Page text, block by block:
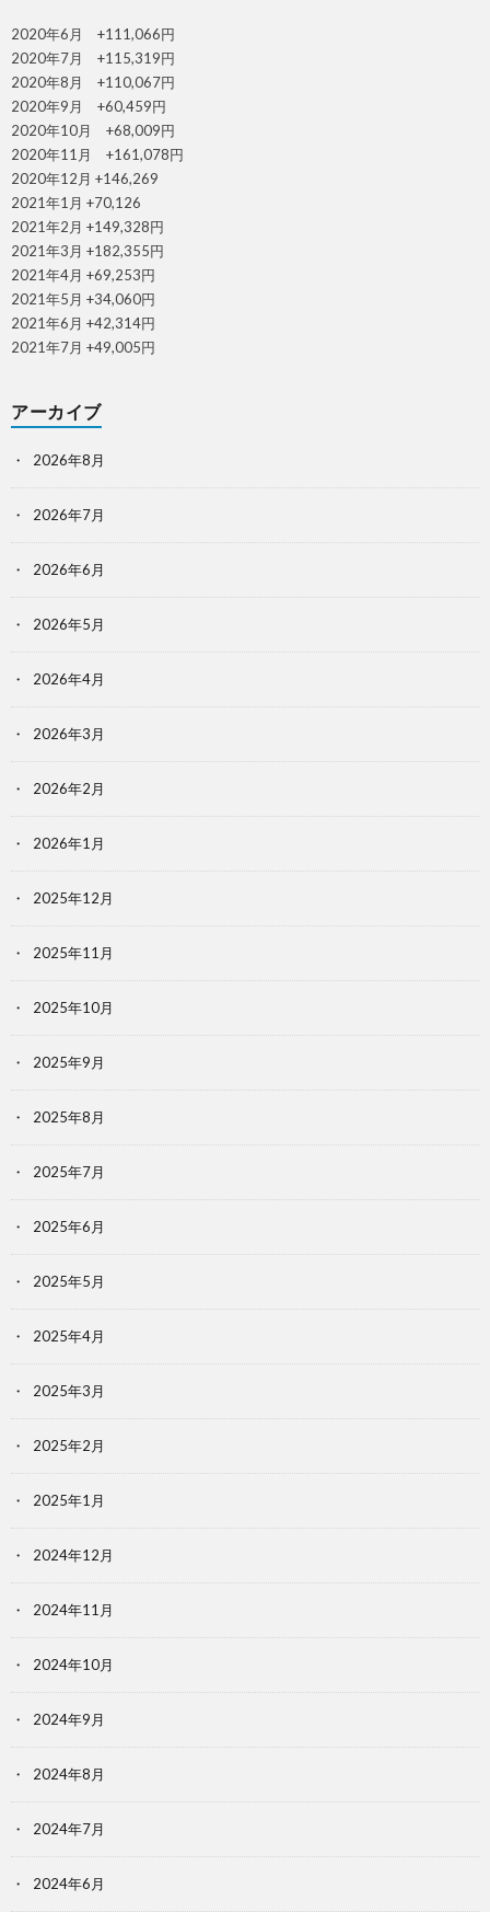
2020年6月 +111,066円
2020年7月 +115,319円
2020年8月 +110,067円
2020年9月 +60,459円
2020年10月 +68,009円
2020年11月 +161,078円
2020年12月 +146,269
2021年1月 +70,126
2021年2月 +149,328円
2021年3月 +182,355円
2021年4月 +69,253円
2021年5月 +34,060円
2021年6月 +42,314円
2021年7月 +49,005円
アーカイブ
2026年8月
2026年7月
2026年6月
2026年5月
2026年4月
2026年3月
2026年2月
2026年1月
2025年12月
2025年11月
2025年10月
2025年9月
2025年8月
2025年7月
2025年6月
2025年5月
2025年4月
2025年3月
2025年2月
2025年1月
2024年12月
2024年11月
2024年10月
2024年9月
2024年8月
2024年7月
2024年6月